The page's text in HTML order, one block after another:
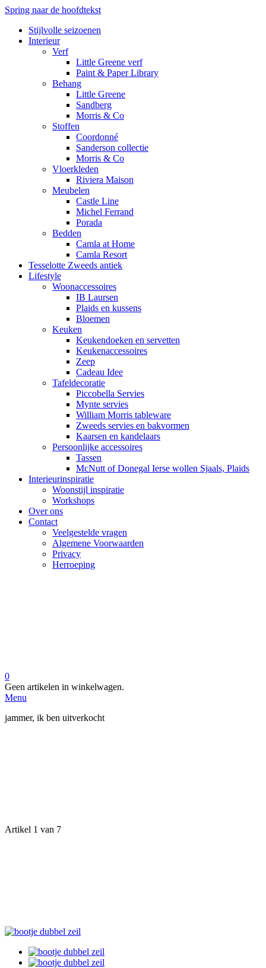
Spring naar de hoofdtekst
Stijlvolle seizoenen
Interieur
Verf
Little Greene verf
Paint & Paper Library
Behang
Little Greene
Sandberg
Morris & Co
Stoffen
Coordonné
Sanderson collectie
Morris & Co
Vloerkleden
Riviera Maison
Meubelen
Castle Line
Michel Ferrand
Porada
Bedden
Camla at Home
Camla Resort
Tesselotte Zweeds antiek
Lifestyle
Woonaccessoires
IB Laursen
Plaids en kussens
Bloemen
Keuken
Keukendoeken en servetten
Keukenaccessoires
Zeep
Cadeau Idee
Tafeldecoratie
Piccobella Servies
Mynte servies
William Morris tableware
Zweeds servies en bakvormen
Kaarsen en kandelaars
Persoonlijke accessoires
Tassen
McNutt of Donegal Ierse wollen Sjaals, Plaids
Interieurinspiratie
Woonstijl inspiratie
Workshops
Over ons
Contact
Veelgestelde vragen
Algemene Voorwaarden
Privacy
Herroeping
0
Geen artikelen in winkelwagen.
Menu
jammer, ik ben uitverkocht
Artikel 1 van 7